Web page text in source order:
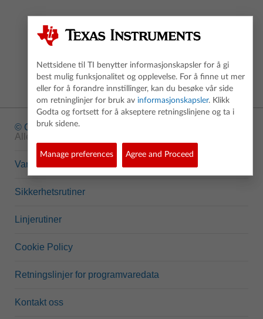
© Copyright1995-2026 Texas Instruments Incorporated.
Alle rettigheter reservert.
Varemerke
Sikkerhetsrutiner
Linjerutiner
Cookie Policy
Retningslinjer for programvaredata
Kontakt oss
Nettsidene til TI benytter informasjonskapsler for å gi
best mulig funksjonalitet og opplevelse. For å finne ut mer
eller for å forandre innstillinger, kan du besøke vår side
om retninglinjer for bruk av informasjonskapsler. Klikk
Godta og fortsett for å akseptere retningslinjene og ta i
bruk sidene.
Manage preferences Agree and Proceed